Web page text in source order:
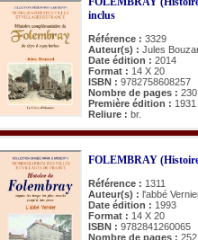
inclus
Référence : 3329
Auteur(s) : Jules
Date édition : 2014
Format : 14 X 20
ISBN : 9782758608257
Nombre de pages : 230
Première édition : 1931
Reliure : br.
FOLEMBRAY
Référence : 1311
Auteur(s) : l'abbé
Date édition : 1993
Format : 14 X 20
ISBN : 9782841260065
Nombre de pages : 252